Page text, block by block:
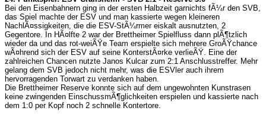
Bei den Eisenbahnern ging in der ersten Halbzeit garnichts fÃ¼r den SVB,
das Spiel machte der ESV und man kassierte wegen kleineren
NachlÃ¤ssigkeiten, die die ESV-StÃ¼rmer eiskalt ausnutzten, 2
Gegentore. In HÃ¤lfte 2 war der Brettheimer Spielfluss dann plÃ¶tzlich
wieder da und das rot-weiÃŸe Team erspielte sich mehrere GroÃŸchance
wÃ¤hrend sich der ESV auf seine KonterstÃ¤rke verlieÃŸ. Eine der
zahlreichen Chancen nutzte Janos Kulcar zum 2:1 Anschlusstreffer. Mehr
gelang dem SVB jedoch nicht mehr, was die ESVler auch ihrem
hervorragenden Torwart zu verdanken haben.
Die Brettheimer Reserve konnte sich auf dem ungewohnten Kunstrasen
keine zwingenden EinschussmÃ¶glichkeiten erspielen und kassierte nach
dem 1:0 per Kopf noch 2 schnelle Kontertore.